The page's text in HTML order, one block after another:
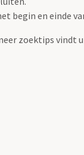
begin en einde
zoektips vindt u